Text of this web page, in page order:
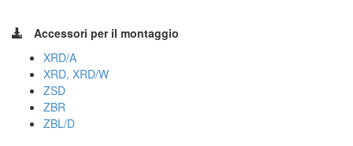
Accessori per il montaggio
XRD/A
XRD, XRD/W
ZSD
ZBR
ZBL/D